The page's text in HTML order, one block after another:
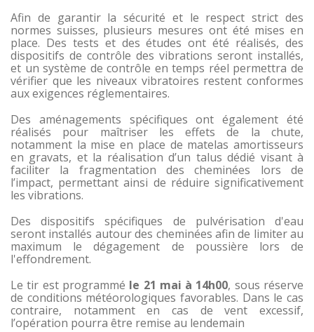
Afin de garantir la sécurité et le respect strict des
normes suisses, plusieurs mesures ont été mises en
place. Des tests et des études ont été réalisés, des
dispositifs de contrôle des vibrations seront installés,
et un système de contrôle en temps réel permettra de
vérifier que les niveaux vibratoires restent conformes
aux exigences réglementaires.
Des aménagements spécifiques ont également été
réalisés pour maîtriser les effets de la chute,
notamment la mise en place de matelas amortisseurs
en gravats, et la réalisation d’un talus dédié visant à
faciliter la fragmentation des cheminées lors de
l’impact, permettant ainsi de réduire significativement
les vibrations.
Des dispositifs spécifiques de pulvérisation d'eau
seront installés autour des cheminées afin de limiter au
maximum le dégagement de poussière lors de
l'effondrement.
Le tir est programmé le 21 mai à 14h00, sous réserve
de conditions météorologiques favorables. Dans le cas
contraire, notamment en cas de vent excessif,
l’opération pourra être remise au lendemain